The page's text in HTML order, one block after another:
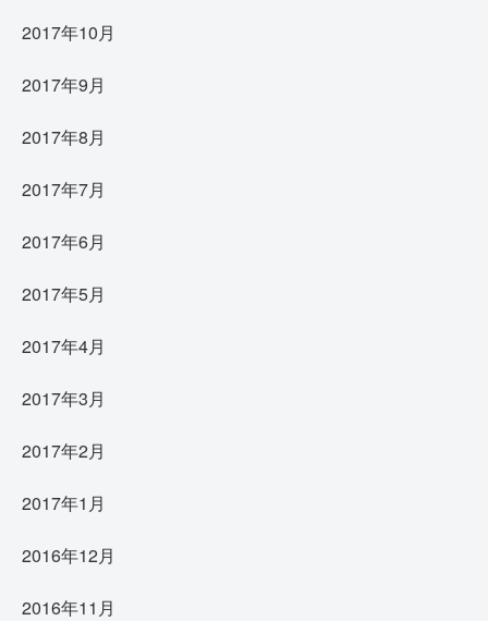
2017年10月
2017年9月
2017年8月
2017年7月
2017年6月
2017年5月
2017年4月
2017年3月
2017年2月
2017年1月
2016年12月
2016年11月